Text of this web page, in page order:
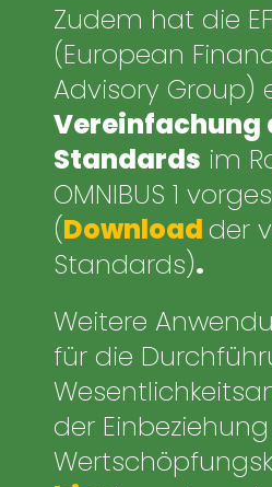
Zudem hat die
(European
Advisory Group)
Vereinfachung
Standards im
OMNIBUS 1
(Download der
Standards).
Weitere
für die
der